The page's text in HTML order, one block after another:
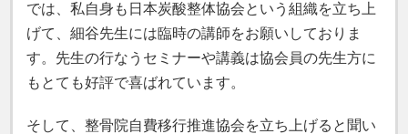
では、私自身も日本炭酸整体協会という組織を立ち上
げて、細谷先生には臨時の講師をお願いしておりま
す。先生の行なうセミナーや講義は協会員の先生方に
もとても好評で喜ばれています。
そして、整骨院自費移行推進協会を立ち上げると聞い